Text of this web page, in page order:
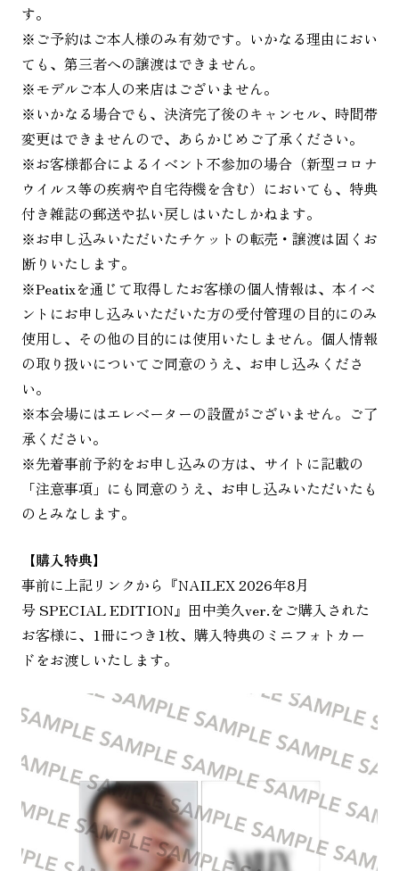
す。
※ご予約はご本人様のみ有効です。いかなる理由におい
ても、第三者への譲渡はできません。
※モデルご本人の来店はございません。
※いかなる場合でも、決済完了後のキャンセル、時間帯
変更はできませんので、あらかじめご了承ください。
※お客様都合によるイベント不参加の場合（新型コロナ
ウイルス等の疾病や自宅待機を含む）においても、特典
付き雑誌の郵送や払い戻しはいたしかねます。
※お申し込みいただいたチケットの転売・譲渡は固くお
断りいたします。
※Peatixを通じて取得したお客様の個人情報は、本イベ
ントにお申し込みいただいた方の受付管理の目的にのみ
使用し、その他の目的には使用いたしません。個人情報
の取り扱いについてご同意のうえ、お申し込みくださ
い。
※本会場にはエレベーターの設置がございません。ご了
承ください。
※先着事前予約をお申し込みの方は、サイトに記載の
「注意事項」にも同意のうえ、お申し込みいただいたも
のとみなします。
【購入特典】
事前に上記リンクから『NAILEX 2026年8月
号 SPECIAL EDITION』田中美久ver.をご購入された
お客様に、1冊につき1枚、購入特典のミニフォトカー
ドをお渡しいたします。